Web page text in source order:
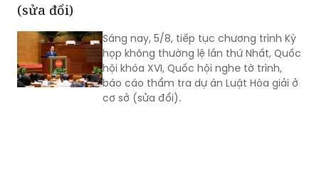
(sửa đổi)
Sáng nay, 5/8, tiếp tục chương trình Kỳ
họp không thường lệ lần thứ Nhất, Quốc
hội khóa XVI, Quốc hội nghe tờ trình,
báo cáo thẩm tra dự án Luật Hòa giải ở
cơ sở (sửa đổi).